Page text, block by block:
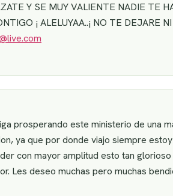
Y SE MUY VALIENTE NADIE TE
¡ ALELUYAA..¡ NO TE DEJARE
prosperando este ministerio de una
ya que por donde viajo siempre
con mayor amplitud esto tan
Les deseo muchas pero muchas